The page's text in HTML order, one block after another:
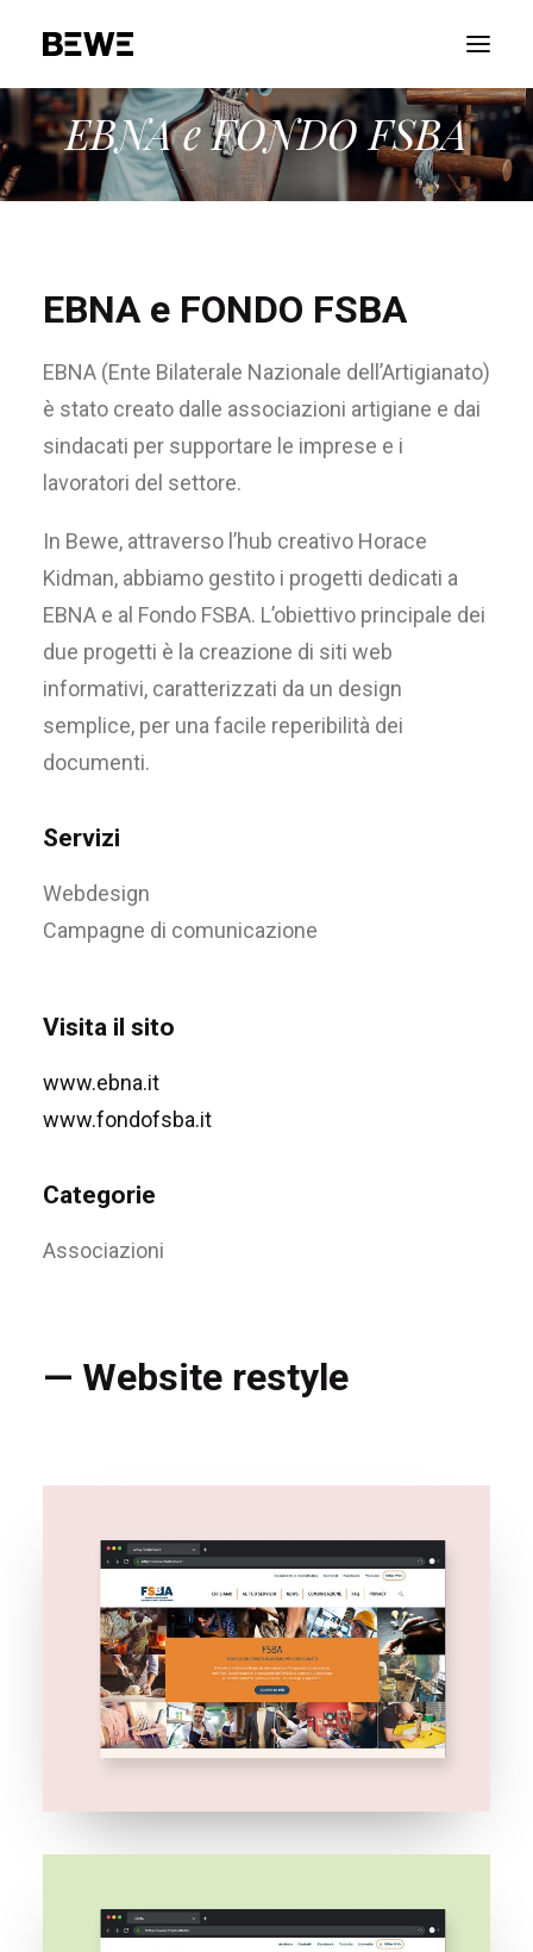
PORTFOLIO
CHI SIAMO
ADVOCACY
CONTATTACI
EBNA e FONDO FSBA
EBNA e FONDO FSBA
EBNA (Ente Bilaterale Nazionale dell’Artigianato)
è stato creato dalle associazioni artigiane e dai
sindacati per supportare le imprese e i
lavoratori del settore.
In Bewe, attraverso l’hub creativo Horace
Kidman, abbiamo gestito i progetti dedicati a
EBNA e al Fondo FSBA. L’obiettivo principale dei
due progetti è la creazione di siti web
informativi, caratterizzati da un design
semplice, per una facile reperibilità dei
documenti.
Servizi
Webdesign
Campagne di comunicazione
Visita il sito
www.ebna.it
www.fondofsba.it
Categorie
Associazioni
— Website restyle